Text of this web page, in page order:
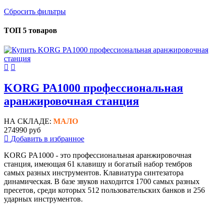
Сбросить фильтры
ТОП 5 товаров
KORG PA1000 профессиональная
аранжировочная станция
НА СКЛАДЕ: МАЛО
274990 руб
Добавить в избранное
KORG PA1000 - это профессиональная аранжировочная
станция, имеющая 61 клавишу и богатый набор тембров
самых разных инструментов. Клавиатура синтезатора
динамическая. В базе звуков находится 1700 самых разных
пресетов, среди которых 512 пользовательских банков и 256
ударных инструментов.